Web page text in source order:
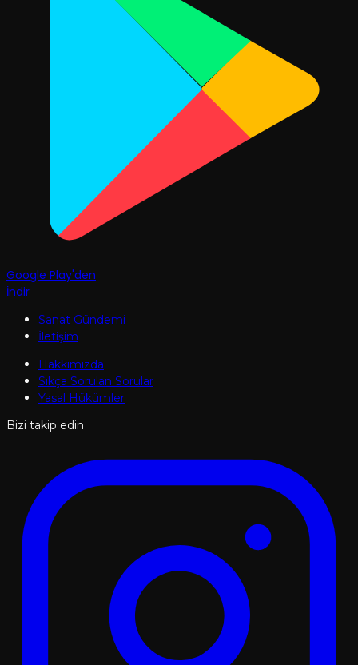
Google Play'den
İndir
Sanat Gündemi
İletişim
Hakkımızda
Sıkça Sorulan Sorular
Yasal Hükümler
Bizi takip edin